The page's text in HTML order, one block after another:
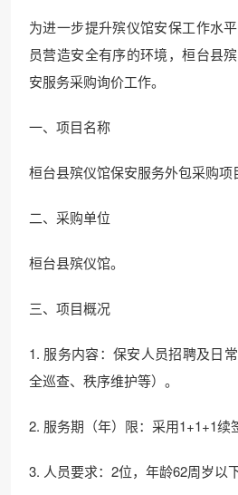
为进一步提升殡仪馆安保工作水
员营造安全有序的环境，桓台县
安服务采购询价工作。
一、项目名称
桓台县殡仪馆保安服务外包采购项
二、采购单位
桓台县殡仪馆。
三、项目概况
1. 服务内容：保安人员招聘及日
全巡查、秩序维护等）。
2. 服务期（年）限：采用1+1+1续
3. 人员要求：2位，年龄62周岁以